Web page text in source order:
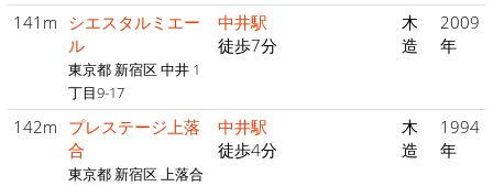
141m シエスタルミエー
ル
東京都 新宿区 中井 1
丁目9-17
中井駅
徒歩7分
木
造
2009
年
142m プレステージ上落
合
東京都 新宿区 上落合
中井駅
徒歩4分
木
造
1994
年